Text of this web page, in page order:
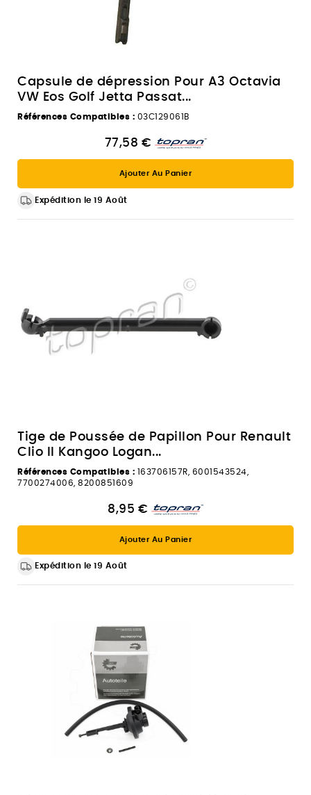
Capsule de dépression Pour A3 Octavia
VW Eos Golf Jetta Passat...
Références Compatibles : 03C129061B
77,58 €
Ajouter Au Panier
Expédition le 19 Août
Tige de Poussée de Papillon Pour Renault
Clio II Kangoo Logan...
Références Compatibles : 163706157R, 6001543524,
7700274006, 8200851609
8,95 €
Ajouter Au Panier
Expédition le 19 Août